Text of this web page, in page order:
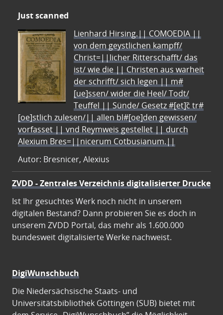
Just scanned
Lienhard Hirsing.|| COMOEDIA ||
von dem geystlichen kampff/
Christ=||licher Ritterschafft/ das
ist/ wie die || Christen aus warheit
der schrifft/ sich legen || m#
[ue]ssen/ wider die Heel/ Todt/
Teuffel || Sünde/ Gesetz #[et]c̃ tr#
[oe]stlich zulesen/|| allen bl#[oe]den gewissen/
vorfasset || vnd Reymweis gestellet || durch
Alexium Bres=||nicerum Cotbusianum.||
Autor: Bresnicer, Alexius
ZVDD - Zentrales Verzeichnis digitalisierter Drucke
Ist Ihr gesuchtes Werk noch nicht in unserem
digitalen Bestand? Dann probieren Sie es doch in
unserem ZVDD Portal, das mehr als 1.600.000
bundesweit digitalisierte Werke nachweist.
DigiWunschbuch
Die Niedersächsische Staats- und
Universitätsbibliothek Göttingen (SUB) bietet mit